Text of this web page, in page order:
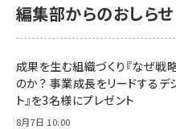
anan(アン
スペシャルエ
￥1,100
anan(アンア
NIMASO ガラ
すい ガイド
2枚セット
￥1,599
Amazon eギ
￥5,000
Anker
編集部からのおしらせ
成果を生む組織づくり『なぜ
のか？ 事業成長をリードするデ
ト』を3名様にプレゼント
8月7日 10:00